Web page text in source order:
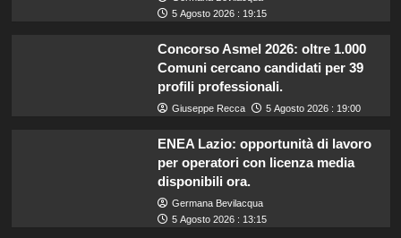
5 Agosto 2026 : 19:15
Concorso Asmel 2026: oltre 1.000
Comuni cercano candidati per 39
profili professionali.
Giuseppe Recca 5 Agosto 2026 : 19:00
ENEA Lazio: opportunità di lavoro
per operatori con licenza media
disponibili ora.
Germana Bevilacqua
5 Agosto 2026 : 13:15